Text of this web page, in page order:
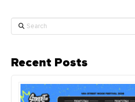
Search
Recent Posts